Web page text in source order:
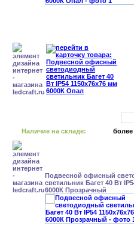
Наличие на складе: более
Подвесной офисный
светильник Багет 40 Вт
6000К Прозрачный